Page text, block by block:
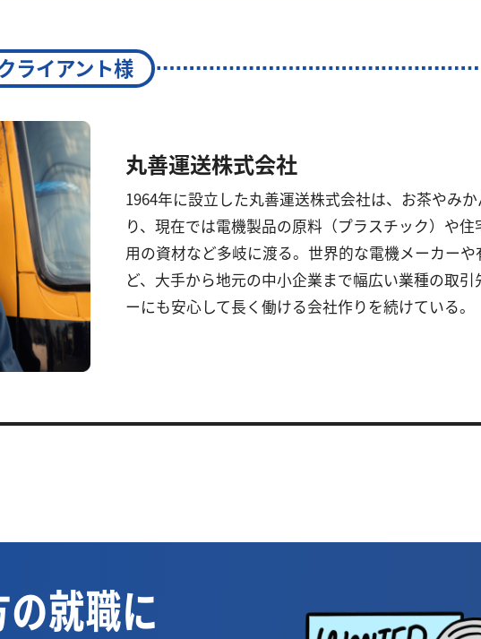
ライアント様
丸善運送株式会社
1964年に設立した丸善運送株式会社は、お茶やみ
り、現在では電機製品の原料（プラスチック）や
用の資材など多岐に渡る。世界的な電機メーカー
ど、大手から地元の中小企業まで幅広い業種の取
ーにも安心して長く働ける会社作りを続けている。
就職に